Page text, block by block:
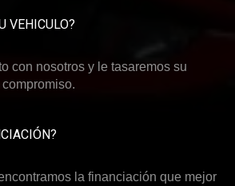
VEHICULO?
con nosotros y le tasaremos su
la financiación que mejor